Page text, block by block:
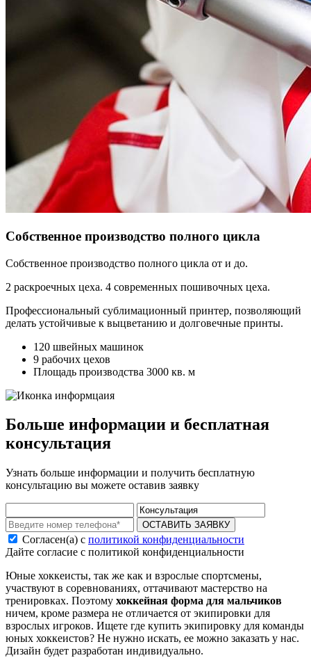
Собственное производство полного цикла
Собственное производство полного цикла от и до.
2 раскроечных цеха. 4 современных пошивочных цеха.
Профессиональный сублимационный принтер, позволяющий
делать устойчивые к выцветанию и долговечные принты.
120 швейных машинок
9 рабочих цехов
Площадь производства 3000 кв. м
Больше информации и бесплатная
консультация
Узнать больше информации и получить бесплатную
консультацию вы можете оставив заявку
ОСТАВИТЬ ЗАЯВКУ
Согласен(а) с политикой конфиденциальности
Дайте согласие с политикой конфиденциальности
Юные хоккеисты, так же как и взрослые спортсмены,
участвуют в соревнованиях, оттачивают мастерство на
тренировках. Поэтому хоккейная форма для мальчиков
ничем, кроме размера не отличается от экипировки для
взрослых игроков. Ищете где купить экипировку для команды
юных хоккеистов? Не нужно искать, ее можно заказать у нас.
Дизайн будет разработан индивидуально.